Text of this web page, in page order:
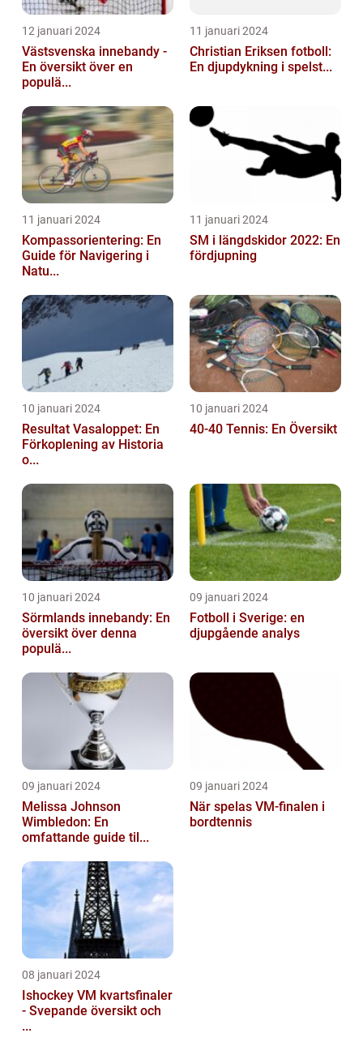
12 januari 2024
Västsvenska innebandy -
En översikt över en
populä...
11 januari 2024
Christian Eriksen fotboll:
En djupdykning i spelst...
11 januari 2024
Kompassorientering: En
Guide för Navigering i
Natu...
11 januari 2024
SM i längdskidor 2022: En
fördjupning
10 januari 2024
Resultat Vasaloppet: En
Förkoplening av Historia
o...
10 januari 2024
40-40 Tennis: En Översikt
10 januari 2024
Sörmlands innebandy: En
översikt över denna
populä...
09 januari 2024
Fotboll i Sverige: en
djupgående analys
09 januari 2024
Melissa Johnson
Wimbledon: En
omfattande guide til...
09 januari 2024
När spelas VM-finalen i
bordtennis
08 januari 2024
Ishockey VM kvartsfinaler
- Svepande översikt och
...